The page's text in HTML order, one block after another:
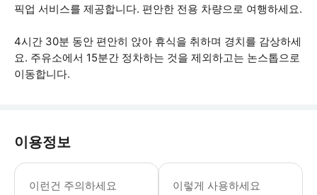
픽업 서비스를 제공합니다. 편안한 전용 차량으로 여행하세요.
4시간 30분 동안 편안히 앉아 휴식을 취하며 경치를 감상하세
요. 주유소에서 15분간 정차하는 것을 제외하고는 논스톱으로
이동합니다.
이용정보
이런건 주의하세요
* 소요시간 : 270분 (옵션에 따라 소
이렇게 사용하세요